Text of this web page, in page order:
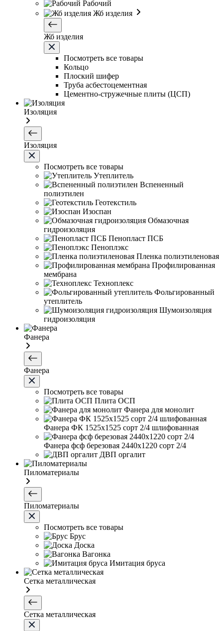
Рабочий
Жб изделия
Жб изделия
Посмотреть все товары
Кольцо
Плоский шифер
Труба асбестоцементная
Цементно-стружечные плиты (ЦСП)
Изоляция
Изоляция
Посмотреть все товары
Утеплитель
Вспененный
полиэтилен
Геотекстиль
Изоспан
Обмазочная
гидроизоляция
Пенопласт ПСБ
Пеноплэкс
Пленка полиэтиленовая
Профилированная
мембрана
Техноплекс
Фольгированный
утеплитель
Шумоизоляция
гидроизоляция
Фанера
Фанера
Посмотреть все товары
Плита ОСП
Фанера для монолит
Фанера ФК 1525х1525 сорт 2/4 шлифованная
Фанера фсф березовая 2440х1220 сорт 2/4
ДВП оргалит
Пиломатериалы
Пиломатериалы
Посмотреть все товары
Брус
Доска
Вагонка
Имитация бруса
Сетка металлическая
Сетка металлическая